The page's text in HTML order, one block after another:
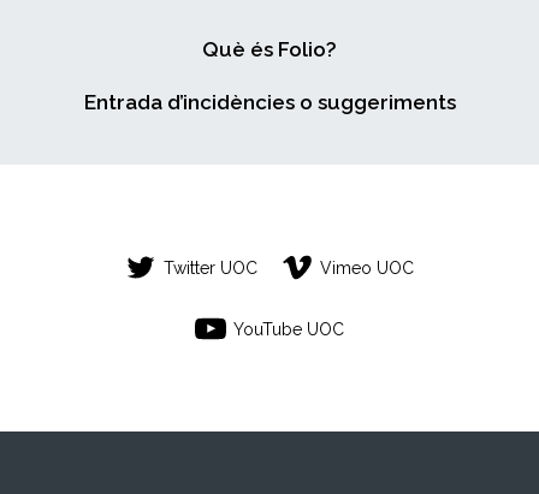
Què és Folio?
Entrada d’incidències o suggeriments
Twitter UOC Vimeo UOC
YouTube UOC